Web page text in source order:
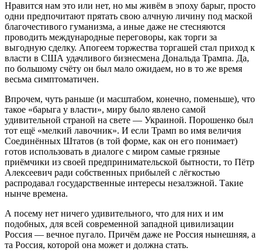
Нравится нам это или нет, но мы живём в эпоху барыг, просто
одни предпочитают прятать свою алчную личину под маской
благочестивого гуманизма, а иные даже не стесняются
проводить международные переговоры, как торги за
выгодную сделку. Апогеем торжества торгашей стал приход к
власти в США удачливого бизнесмена Дональда Трампа. Да,
по большому счёту он был мало ожидаем, но в то же время
весьма симптоматичен.
Впрочем, чуть раньше (и масштабом, конечно, поменьше), что
такое «барыга у власти», миру было явлено самой
удивительной страной на свете ― Украиной. Порошенко был
тот ещё «мелкий лавочник». И если Трамп во имя величия
Соединённых Штатов (в той форме, как он его понимает)
готов использовать в диалоге с миром самые грязные
приёмчики из своей предпринимательской бытности, то Пётр
Алексеевич ради собственных прибылей с лёгкостью
распродавал государственные интересы незалэжной. Такие
нынче времена.
А посему нет ничего удивительного, что для них и им
подобных, для всей современной западной цивилизации
Россия ― вечное пугало. Причём даже не Россия нынешняя, а
та Россия, которой она может и должна стать.